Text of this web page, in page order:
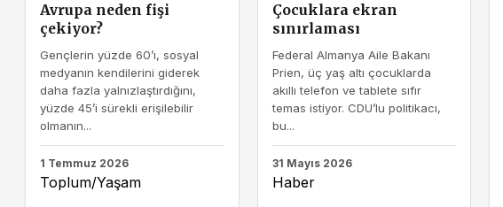
Avrupa neden fişi
çekiyor?
Gençlerin yüzde 60’ı, sosyal
medyanın kendilerini giderek
daha fazla yalnızlaştırdığını,
yüzde 45’i sürekli erişilebilir
olmanın...
1 Temmuz 2026
Toplum/Yaşam
Çocuklara ekran
sınırlaması
Federal Almanya Aile Bakanı
Prien, üç yaş altı çocuklarda
akıllı telefon ve tablete sıfır
temas istiyor. CDU’lu politikacı,
bu...
31 Mayıs 2026
Haber